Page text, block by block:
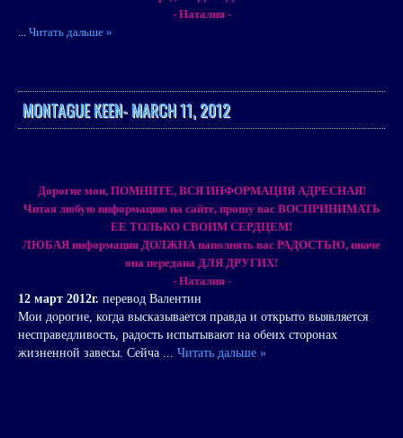
- Наталия -
... Читать дальше »
MONTAGUE KEEN- MARCH 11, 2012
Дорогие мои, ПОМНИТЕ, ВСЯ ИНФОРМАЦИЯ АДРЕСНАЯ!
Читая любую информацию на сайте, прошу вас ВОСПРИНИМАТЬ
ЕЕ ТОЛЬКО СВОИМ СЕРДЦЕМ!
ЛЮБАЯ информация ДОЛЖНА наполнять вас РАДОСТЬЮ, иначе
она передана ДЛЯ ДРУГИХ!
- Наталия -
12 март 2012г. перевод Валентин
Мои дорогие, когда высказывается правда и открыто выявляется
несправедливость, радость испытывают на обеих сторонах
жизненной завесы. Сейча ... Читать дальше »